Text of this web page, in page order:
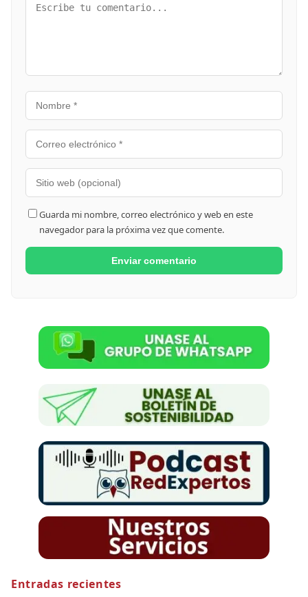
Guarda mi nombre, correo electrónico y web en este
navegador para la próxima vez que comente.
Entradas recientes